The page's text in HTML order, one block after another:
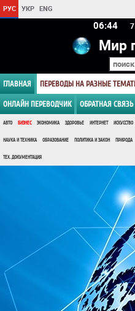
РУС УКР ENG
06 44
Мир
ГЛАВНАЯ ПЕРЕВОДЫ НА РАЗНЫЕ
ОНЛАЙН ПЕРЕВОДЧИК ОБРАТНАЯ СВЯЗЬ
АВТО БИЗНЕС ЭКОНОМИКА ЗДОРОВЬЕ ИНТЕРНЕТ ИСКУССТВО
НАУКА И ТЕХНИКА ОБРАЗОВАНИЕ ПОЛИТИКА И ЗАКОН ПРИРОДА
ТЕХ. ДОКУМЕНТАЦИЯ